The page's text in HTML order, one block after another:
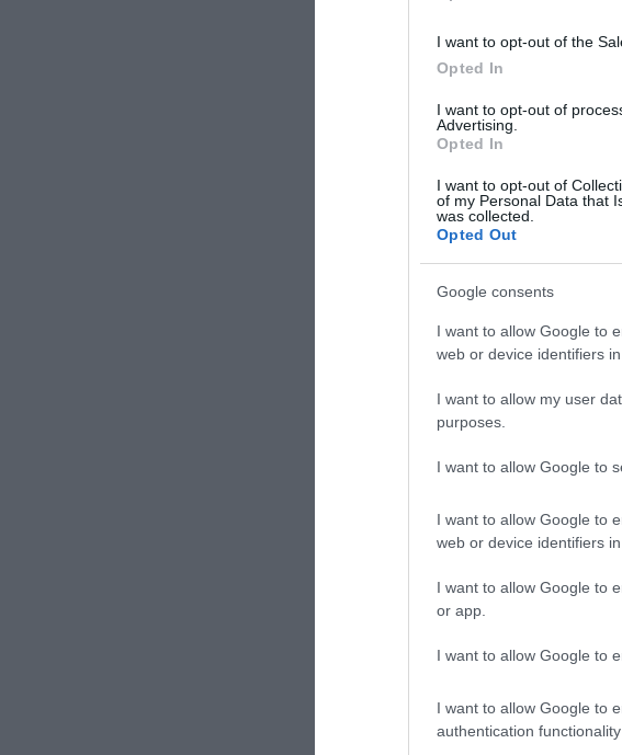
I want to opt-out of the
Opted In
I want to opt-out of
Advertising.
Opted In
I want to opt-out of
of my Personal Data that
was collected.
Opted Out
Google consents
I want to allow Google to
web or device identifiers in
I want to allow my user
purposes.
I want to allow Google to
I want to allow Google to
web or device identifiers in
I want to allow Google to
or app.
I want to allow Google to
I want to allow Google to
authentication